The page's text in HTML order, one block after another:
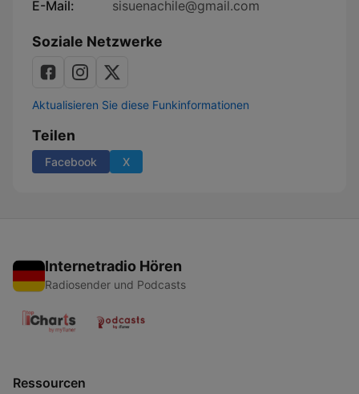
E-Mail:
sisuenachile@gmail.com
Soziale Netzwerke
Aktualisieren Sie diese Funkinformationen
Teilen
Facebook X
Internetradio Hören
Radiosender und Podcasts
Ressourcen